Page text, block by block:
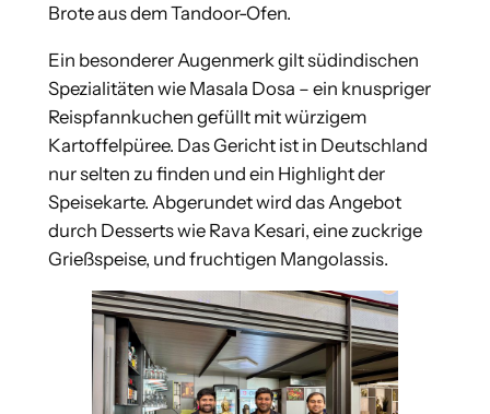
Brote aus dem Tandoor-Ofen.
Ein besonderer Augenmerk gilt südindischen
Spezialitäten wie Masala Dosa – ein knuspriger
Reispfannkuchen gefüllt mit würzigem
Kartoffelpüree. Das Gericht ist in Deutschland
nur selten zu finden und ein Highlight der
Speisekarte. Abgerundet wird das Angebot
durch Desserts wie Rava Kesari, eine zuckrige
Grießspeise, und fruchtigen Mangolassis.